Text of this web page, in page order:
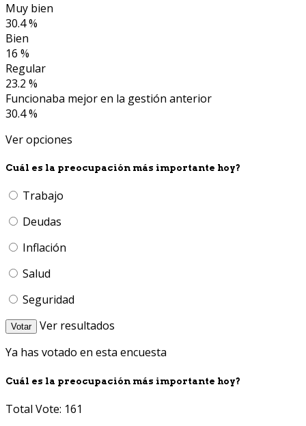
Muy bien
30.4 %
Bien
16 %
Regular
23.2 %
Funcionaba mejor en la gestión anterior
30.4 %
Ver opciones
Cuál es la preocupación más importante hoy?
Trabajo
Deudas
Inflación
Salud
Seguridad
Votar
Ver resultados
Ya has votado en esta encuesta
Cuál es la preocupación más importante hoy?
Total Vote: 161